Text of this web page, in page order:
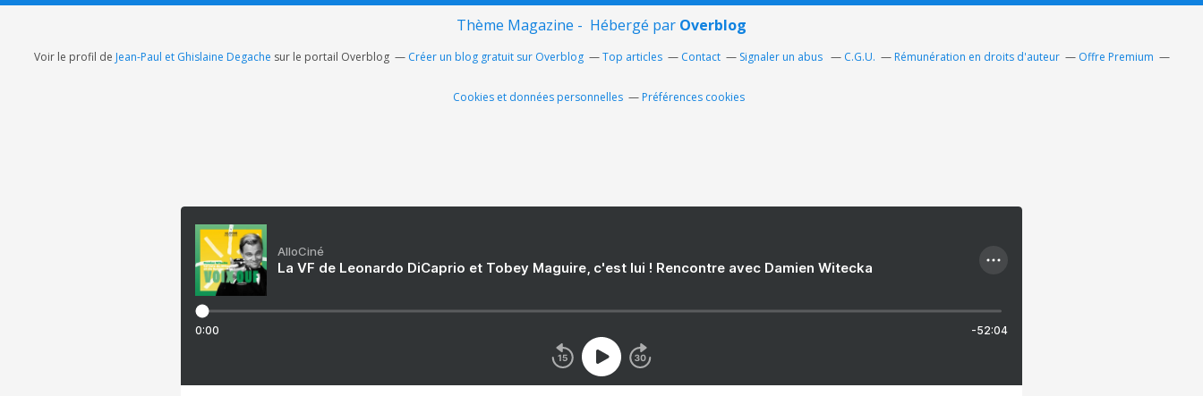
Thème Magazine - Hébergé par Overblog
Voir le profil de Jean-Paul et Ghislaine Degache sur le portail Overblog Créer un blog gratuit sur Overblog Top articles Contact Signaler un abus C.G.U. Rémunération en droits d'auteur Offre Premium
Cookies et données personnelles Préférences cookies
AlloCiné
La VF de Leonardo DiCaprio et Tobey Maguire, c'est lui ! Rencontre avec Damien Witecka
0:00 -52:04